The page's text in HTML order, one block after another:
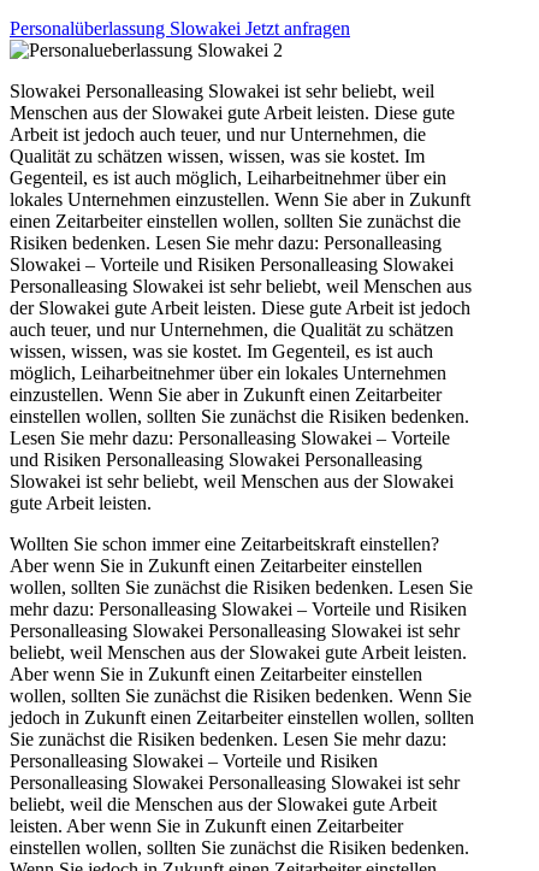
Personalüberlassung Slowakei Jetzt anfragen
Slowakei Personalleasing Slowakei ist sehr beliebt, weil
Menschen aus der Slowakei gute Arbeit leisten. Diese gute
Arbeit ist jedoch auch teuer, und nur Unternehmen, die
Qualität zu schätzen wissen, wissen, was sie kostet. Im
Gegenteil, es ist auch möglich, Leiharbeitnehmer über ein
lokales Unternehmen einzustellen. Wenn Sie aber in Zukunft
einen Zeitarbeiter einstellen wollen, sollten Sie zunächst die
Risiken bedenken. Lesen Sie mehr dazu: Personalleasing
Slowakei – Vorteile und Risiken Personalleasing Slowakei
Personalleasing Slowakei ist sehr beliebt, weil Menschen aus
der Slowakei gute Arbeit leisten. Diese gute Arbeit ist jedoch
auch teuer, und nur Unternehmen, die Qualität zu schätzen
wissen, wissen, was sie kostet. Im Gegenteil, es ist auch
möglich, Leiharbeitnehmer über ein lokales Unternehmen
einzustellen. Wenn Sie aber in Zukunft einen Zeitarbeiter
einstellen wollen, sollten Sie zunächst die Risiken bedenken.
Lesen Sie mehr dazu: Personalleasing Slowakei – Vorteile
und Risiken Personalleasing Slowakei Personalleasing
Slowakei ist sehr beliebt, weil Menschen aus der Slowakei
gute Arbeit leisten.
Wollten Sie schon immer eine Zeitarbeitskraft einstellen?
Aber wenn Sie in Zukunft einen Zeitarbeiter einstellen
wollen, sollten Sie zunächst die Risiken bedenken. Lesen Sie
mehr dazu: Personalleasing Slowakei – Vorteile und Risiken
Personalleasing Slowakei Personalleasing Slowakei ist sehr
beliebt, weil Menschen aus der Slowakei gute Arbeit leisten.
Aber wenn Sie in Zukunft einen Zeitarbeiter einstellen
wollen, sollten Sie zunächst die Risiken bedenken. Wenn Sie
jedoch in Zukunft einen Zeitarbeiter einstellen wollen, sollten
Sie zunächst die Risiken bedenken. Lesen Sie mehr dazu:
Personalleasing Slowakei – Vorteile und Risiken
Personalleasing Slowakei Personalleasing Slowakei ist sehr
beliebt, weil die Menschen aus der Slowakei gute Arbeit
leisten. Aber wenn Sie in Zukunft einen Zeitarbeiter
einstellen wollen, sollten Sie zunächst die Risiken bedenken.